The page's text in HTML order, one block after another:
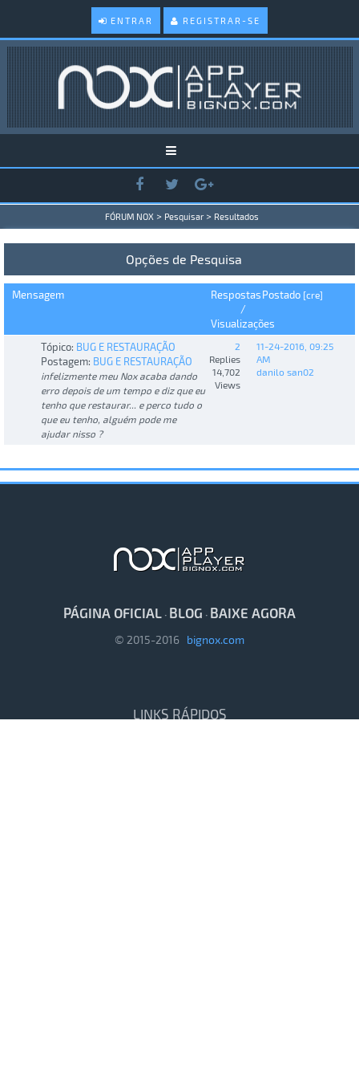
ENTRAR REGISTRAR-SE
FÓRUM NOX > Pesquisar > Resultados
Opções de Pesquisa
Mensagem
Respostas
/
Visualizações
Postado [cre]
Tópico: BUG E RESTAURAÇÃO
Postagem: BUG E RESTAURAÇÃO
infelizmente meu Nox acaba dando
erro depois de um tempo e diz que eu
tenho que restaurar... e perco tudo o
que eu tenho, alguém pode me
ajudar nisso ?
2
Replies
14,702
Views
11-24-2016, 09:25
AM
danilo san02
PÁGINA OFICIAL · BLOG · BAIXE AGORA
© 2015-2016 bignox.com
LINKS RÁPIDOS